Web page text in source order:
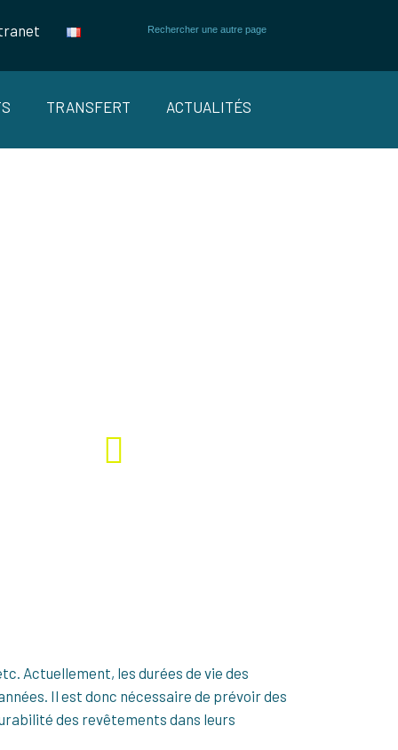
TRANSFERT ACTUALITÉS
Actuellement, les durées de vie des
Il est donc nécessaire de prévoir des
des revêtements dans leurs